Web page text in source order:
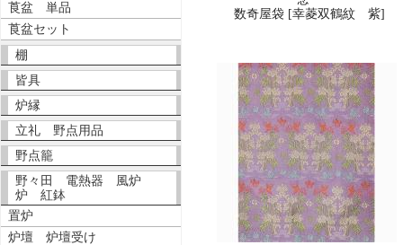
莨盆 単品
莨盆セット
棚
皆具
炉縁
立礼 野点用品
野点籠
野々田 電熱器 風炉
炉 紅鉢
置炉
炉壇 炉壇受け
数奇屋袋 [幸菱双鶴紋 紫]